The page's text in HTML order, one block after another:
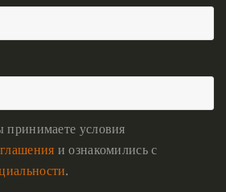
принимаете условия
и ознакомились с
.